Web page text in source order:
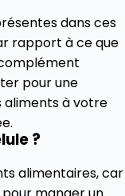
dans ces
rapport à ce que
pour une
aliments à votre
?
alimentaires, car